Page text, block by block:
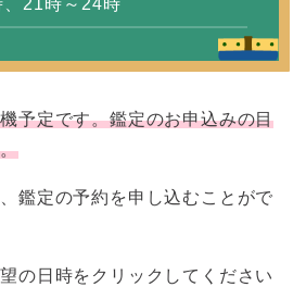
21時～24時
予定です。鑑定のお申込みの目
鑑定の予約を申し込むことがで
の日時をクリックしてください